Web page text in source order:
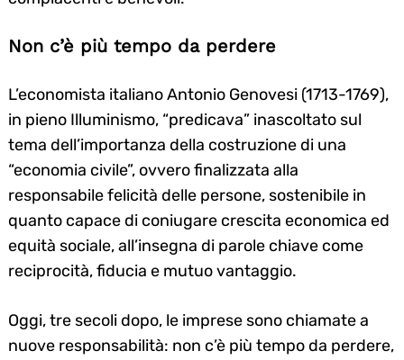
Non c’è più tempo da perdere
L’economista italiano Antonio Genovesi (1713-1769),
in pieno Illuminismo, “predicava” inascoltato sul
tema dell’importanza della costruzione di una
“economia civile”, ovvero finalizzata alla
responsabile felicità delle persone, sostenibile in
quanto capace di coniugare crescita economica ed
equità sociale, all’insegna di parole chiave come
reciprocità, fiducia e mutuo vantaggio.
Oggi, tre secoli dopo, le imprese sono chiamate a
nuove responsabilità: non c’è più tempo da perdere,